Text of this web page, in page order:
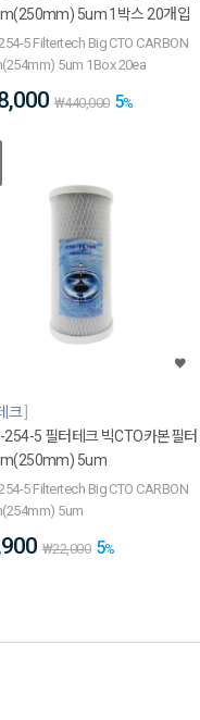
5um 1박스 20개입
5 Filtertech Big CTO CARBON
5um 1Box 20ea
₩440,000 5%
크
254-5 필터테크 빅CTO카본필터
5um
5 Filtertech Big CTO CARBON
5um
₩22,000 5%